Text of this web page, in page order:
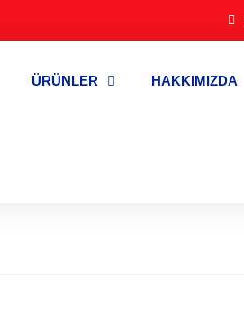
ÜRÜNLER HAKKIMIZDA